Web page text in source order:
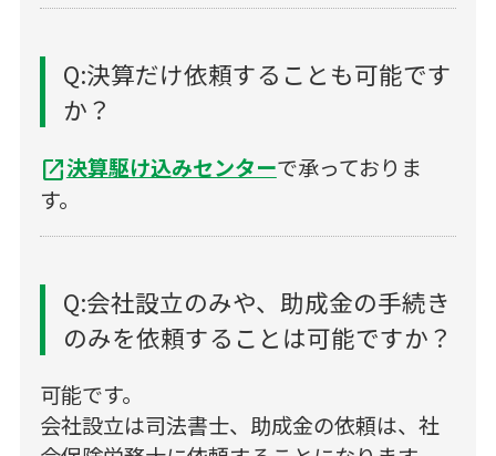
Q:決算だけ依頼することも可能です
か？
open_in_new決算駆け込みセンターで承っておりま
す。
Q:会社設立のみや、助成金の手続き
のみを依頼することは可能ですか？
可能です。
会社設立は司法書士、助成金の依頼は、社